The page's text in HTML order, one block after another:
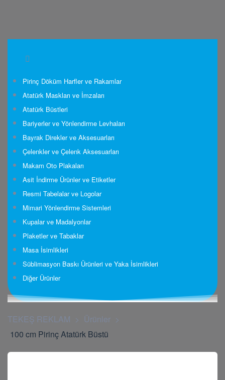
Pirinç Döküm Harfler ve Rakamlar
Atatürk Maskları ve İmzaları
Atatürk Büstleri
Bariyerler ve Yönlendirme Levhaları
Bayrak Direkler ve Aksesuarları
Çelenkler ve Çelenk Aksesuarları
Makam Oto Plakaları
Asit İndirme Ürünler ve Etiketler
Resmi Tabelalar ve Logolar
Mimari Yönlendirme Sistemleri
Kupalar ve Madalyonlar
Plaketler ve Tabaklar
Masa İsimlikleri
Süblimasyon Baskı Ürünleri ve Yaka İsimlikleri
Diğer Ürünler
TEKEŞ REKLAM > Ürünler >
100 cm Pirinç Atatürk Büstü